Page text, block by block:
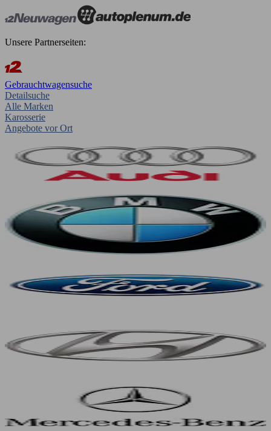
Unsere Partnerseiten:
Gebrauchtwagensuche
Detailsuche
Alle Marken
Karosserie
Angebote vor Ort